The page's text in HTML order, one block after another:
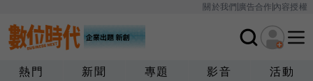
關於我們廣告合作內容授權
熱門 新聞 專題 影音 活動